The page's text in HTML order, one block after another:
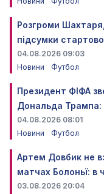
Розгроми
підсумки
04.08.2026 09:03
Новини
Футбол
Президент ФІФА
Дональда Трампа:
04.08.2026 08:01
Новини
Футбол
Артем Довбик не
матчах Болоньї: в
03.08.2026 20:04